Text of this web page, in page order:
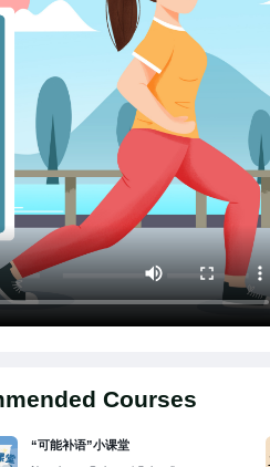
Courses
“可能补语”小课堂